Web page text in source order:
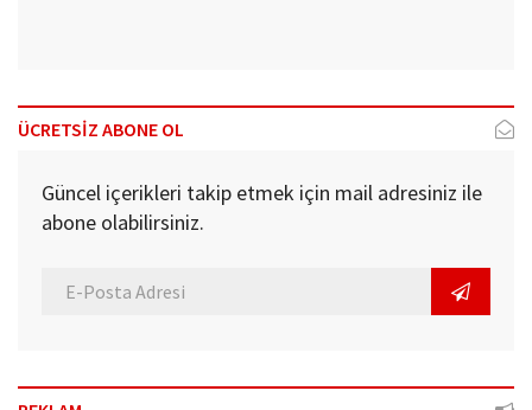
ÜCRETSİZ ABONE OL
Güncel içerikleri takip etmek için mail adresiniz ile
abone olabilirsiniz.